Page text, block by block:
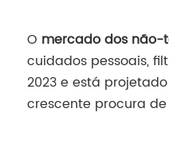
O mercado dos não-
cuidados pessoais,
2023 e está
crescente procura